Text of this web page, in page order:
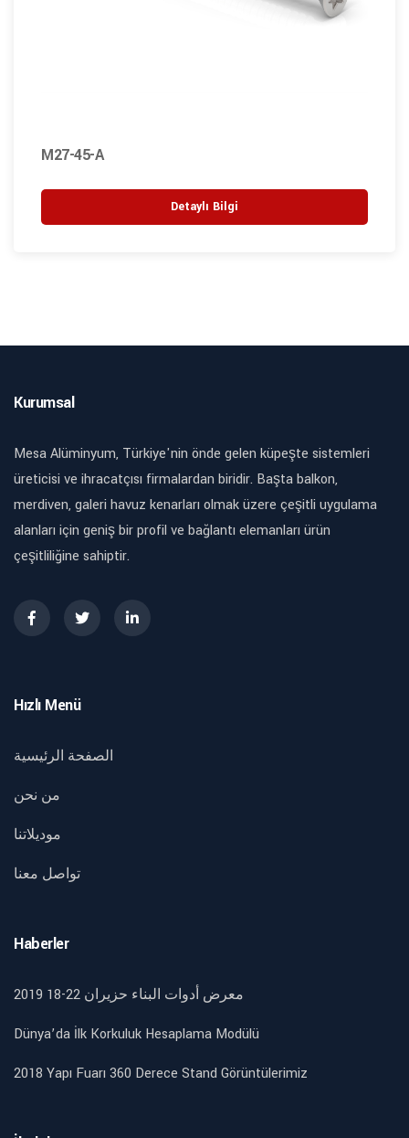
M27-45-A
Detaylı Bilgi
Kurumsal
Mesa Alüminyum, Türkiye'nin önde gelen küpeşte sistemleri
üreticisi ve ihracatçısı firmalardan biridir. Başta balkon,
merdiven, galeri havuz kenarları olmak üzere çeşitli uygulama
alanları için geniş bir profil ve bağlantı elemanları ürün
çeşitliliğine sahiptir.
Hızlı Menü
الصفحة الرئيسية
من نحن
موديلاتنا
تواصل معنا
Haberler
2019 18-22 معرض أدوات البناء حزيران
Dünya’da İlk Korkuluk Hesaplama Modülü
2018 Yapı Fuarı 360 Derece Stand Görüntülerimiz